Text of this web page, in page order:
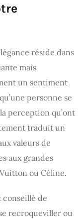
réside dans
mais
un sentiment
personne se
perception qu’ont
traduit un
valeurs de
aux grandes
ou Céline.
de
recroqueviller ou